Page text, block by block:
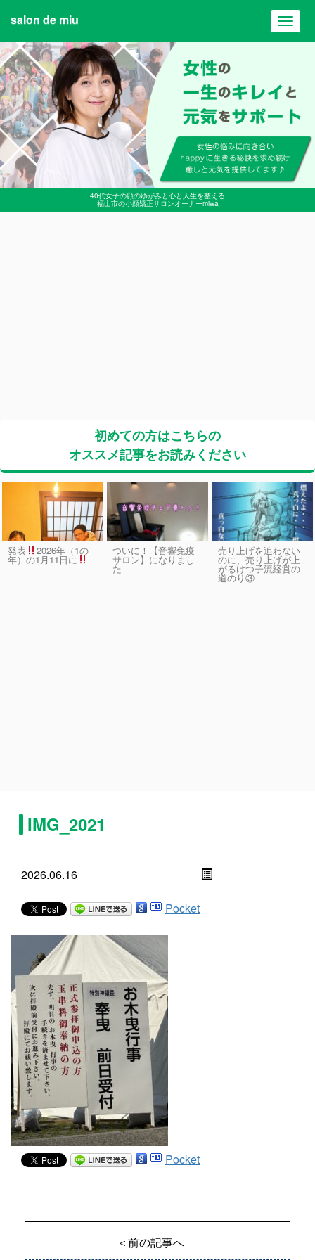
40代女子の顔のゆがみと心と人生を整える
福山市の小顔矯正サロンオーナーmiwa
salon de miu
初めての方はこちらの
オススメ記事をお読みください
発表 2026年（1の
年）の1月11日に
ついに！【音響免疫
サロン】になりまし
た
売り上げを追わない
のに、売り上げが上
がるけつ子流経営の
道のり③
IMG_2021
2026.06.16
Pocket
Pocket
＜前の記事へ